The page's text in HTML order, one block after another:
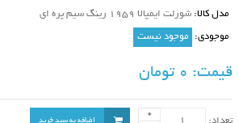
مدل کالا: شورلت ایمپالا 1959 رینگ سیم پره ای
موجودی: موجود نیست
قیمت:
تعداد: اضافه به سبد خرید